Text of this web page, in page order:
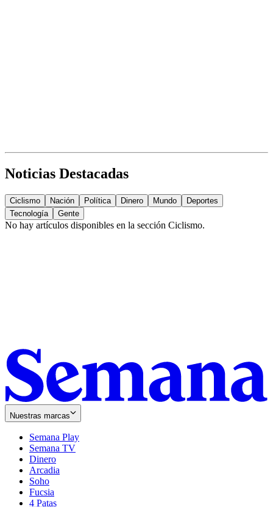
Noticias Destacadas
Ciclismo Nación Política Dinero Mundo
Deportes
Tecnología
Gente
No hay artículos disponibles en la sección Ciclismo.
Nuestras marcas
Semana Play
Semana TV
Dinero
Arcadia
Soho
in
new
Fucsia
in
4 Patas